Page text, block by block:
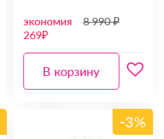
экономия
269₽
8 990 ₽
В корзину
-3%